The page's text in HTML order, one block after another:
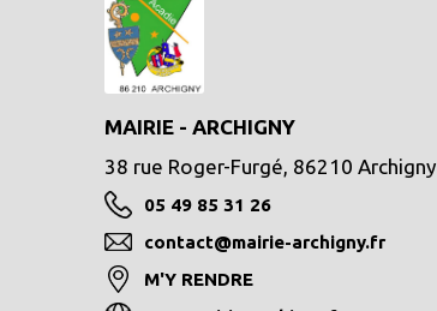
MAIRIE - ARCHIGNY
38 rue Roger-Furgé, 86210 Archigny
05 49 85 31 26
contact@mairie-archigny.fr
M'Y RENDRE